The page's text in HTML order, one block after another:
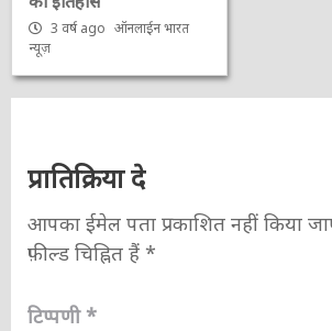
3 वर्ष ago ऑनलाईन भारत
न्यूज़
प्रातिक्रिया दे
आपका ईमेल पता प्रकाशित नहीं किया
फ़ील्ड चिह्नित हैं *
टिप्पणी *